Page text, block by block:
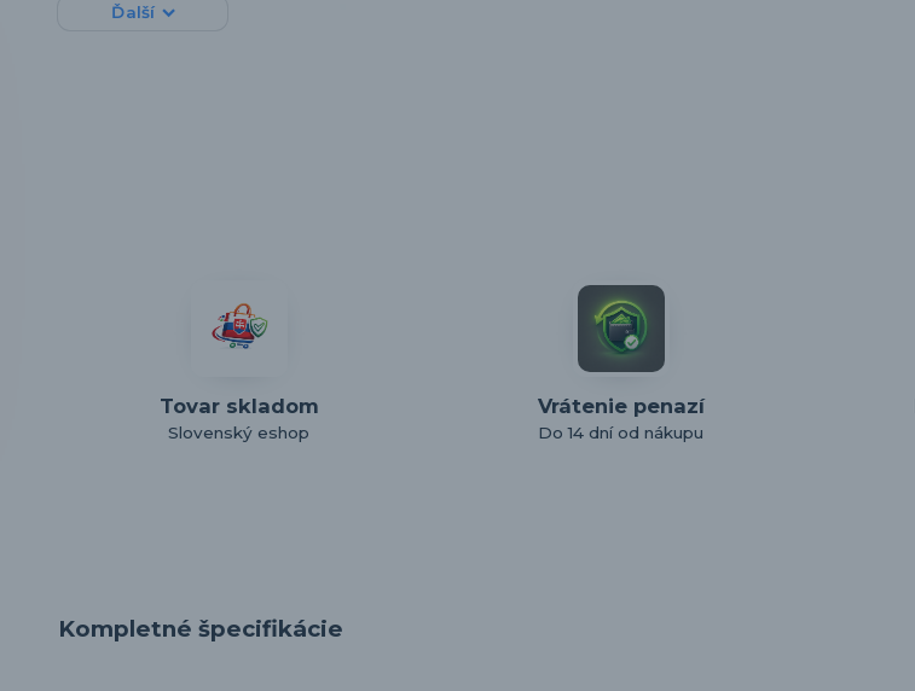
Ďalší
Tovar skladom
Slovenský eshop
Vrátenie penazí
Do 14 dní od nákupu
Kompletné špecifikácie